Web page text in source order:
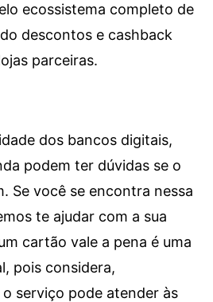
ecossistema completo de
descontos e cashback
parceiras.
dos bancos digitais,
podem ter dúvidas se o
Se você se encontra nessa
te ajudar com a sua
cartão vale a pena é uma
pois considera,
serviço pode atender às